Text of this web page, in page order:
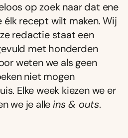
op zoek naar dat ene
recept wilt maken. Wij
redactie staat een
met honderden
weten we als geen
niet mogen
Elke week kiezen we er
we je alleins & outs.